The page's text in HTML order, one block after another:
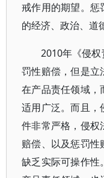
戒作用的期望。惩
的经济、政治、道
2010年《侵
罚性赔偿，但是立
在产品责任领域，
适用广泛。而且，
件非常严格，侵权
赔偿、以及惩罚性
缺乏实际可操作性